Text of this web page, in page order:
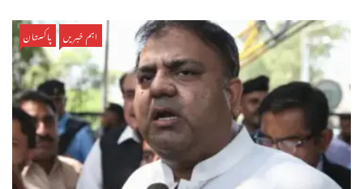
اہم خبریں پاکستان